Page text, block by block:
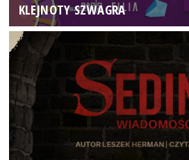
KLEJNOTY SZWAGRA